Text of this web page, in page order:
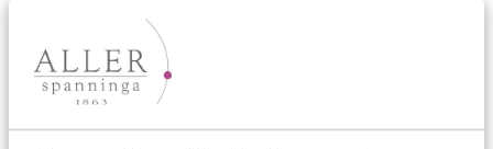
Ons aanbod
Trouwringen